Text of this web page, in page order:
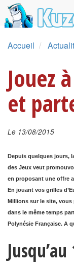
Accueil
Jouez
et
Le 13/08/2015
Depuis quelques jours,
des Jeux veut
en proposant une offre
En jouant vos grilles
Millions sur le site, vous
dans le même temps
Polynésie Française. A